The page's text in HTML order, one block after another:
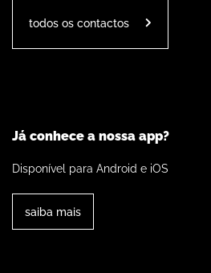
todos os contactos
Já conhece a nossa app?
Disponível para Android e iOS
saiba mais